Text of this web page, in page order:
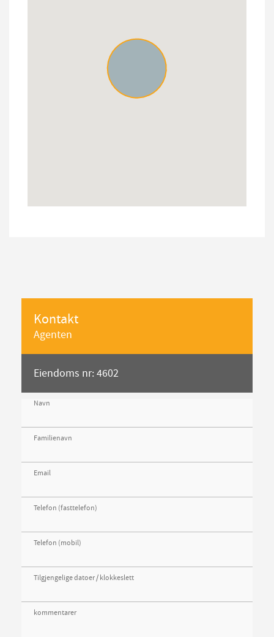
Kontakt
Agenten
Eiendoms nr: 4602
Navn
Familienavn
Email
Telefon (fasttelefon)
Telefon (mobil)
Tilgjengelige datoer / klokkeslett
kommentarer